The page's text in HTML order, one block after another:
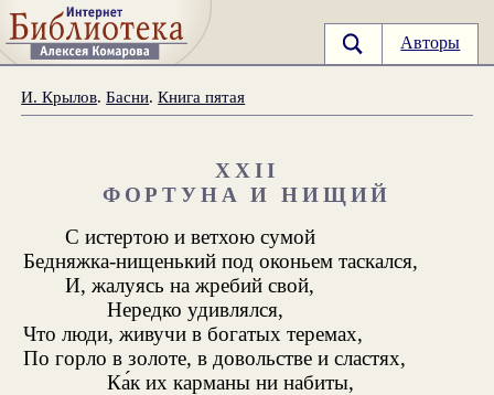
Авторы
И. Крылов.Басни.Книга пятая
XXII
ФОРТУНА И НИЩИЙ
С истертою и ветхою сумой
Бедняжка-нищенький под оконьем таскался,
И, жалуясь на жребий свой,
Нередко удивлялся,
Что люди, живучи в богатых теремах,
По горло в золоте, в довольстве и сластях,
Ка́к их карманы ни набиты,